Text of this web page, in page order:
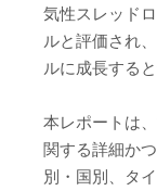
気性スレッド
ルと評価され
ルに成長する
本レポートは
関する詳細か
別・国別、タ